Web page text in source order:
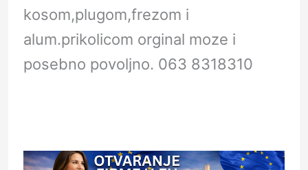
kosom,plugom,frezom i
alum.prikolicom orginal moze i
posebno povoljno. 063 8318310